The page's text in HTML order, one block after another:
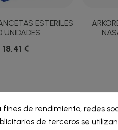
ESTERILES
UNIDADES
18,41 €
de rendimiento, redes
de terceros se